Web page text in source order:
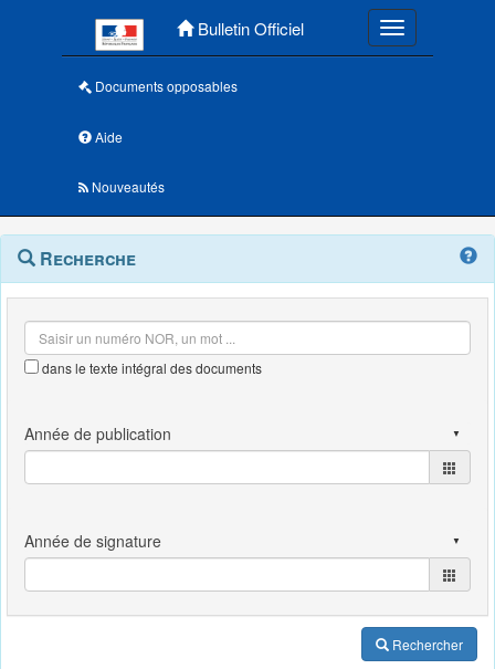
Bulletin Officiel Toggle
Documents opposables
Aide
Nouveautés
Navigation
outils
Menu
contextuel
Recherche
dans le texte intégral des documents
Rechercher